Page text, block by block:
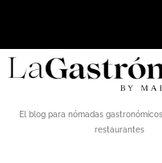
El blog para nómadas
restaurantes